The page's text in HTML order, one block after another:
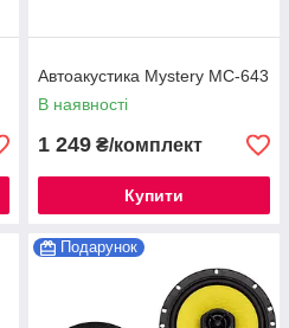
Автоакустика Mystery MC-643
В наявності
1 249 ₴/комплект
Купити
Подарунок